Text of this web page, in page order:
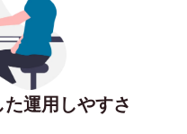
運用しやすさ